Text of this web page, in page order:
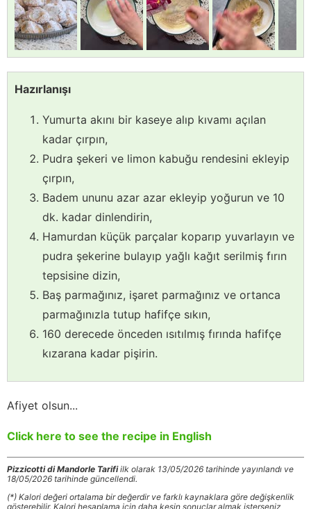
Hazırlanışı
Yumurta akını bir kaseye alıp kıvamı açılan
kadar çırpın,
Pudra şekeri ve limon kabuğu rendesini ekleyip
çırpın,
Badem ununu azar azar ekleyip yoğurun ve 10
dk. kadar dinlendirin,
Hamurdan küçük parçalar koparıp yuvarlayın ve
pudra şekerine bulayıp yağlı kağıt serilmiş fırın
tepsisine dizin,
Baş parmağınız, işaret parmağınız ve ortanca
parmağınızla tutup hafifçe sıkın,
160 derecede önceden ısıtılmış fırında hafifçe
kızarana kadar pişirin.
Afiyet olsun...
Click here to see the recipe in English
Pizzicotti di Mandorle Tarifiilk olarak 13/05/2026 tarihinde yayınlandı ve
18/05/2026 tarihinde güncellendi.
(*) Kalori değeri ortalama bir değerdir ve farklı kaynaklara göre değişkenlik
gösterebilir. Kalori hesaplama için daha kesin sonuçlar almak isterseniz